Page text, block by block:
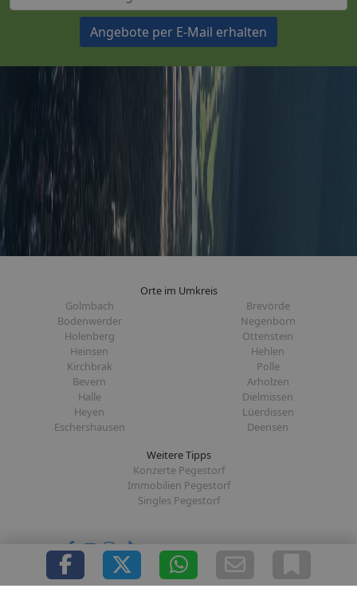
Angebote per E-Mail erhalten
Orte im Umkreis
Golmbach
Brevörde
Bodenwerder
Negenborn
Holenberg
Ottenstein
Heinsen
Hehlen
Kirchbrak
Polle
Bevern
Arholzen
Halle
Dielmissen
Heyen
Lüerdissen
Eschershausen
Deensen
Weitere Tipps
Konzerte Pegestorf
Immobilien Pegestorf
Singles Pegestorf